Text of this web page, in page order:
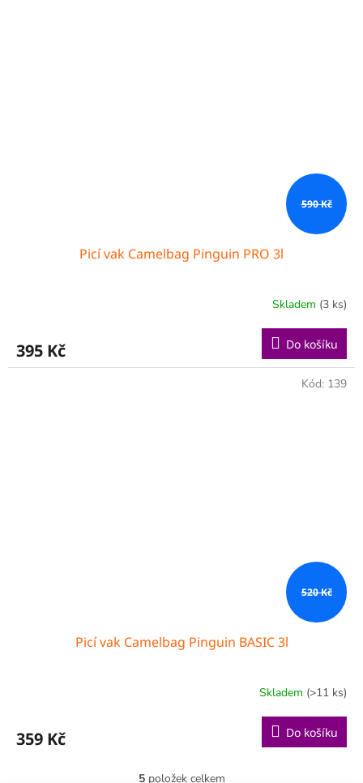
590 Kč
Picí vak Camelbag Pinguin PRO 3l
Skladem (3 ks)
395 Kč Do košíku
520 Kč
Picí vak Camelbag Pinguin BASIC 3l
Skladem (>11 ks)
359 Kč Do košíku
Kód: 139
5položek celkem